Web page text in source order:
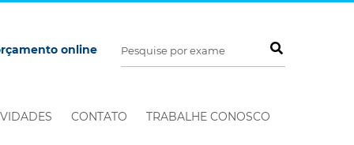
online
CONTATO TRABALHE CONOSCO